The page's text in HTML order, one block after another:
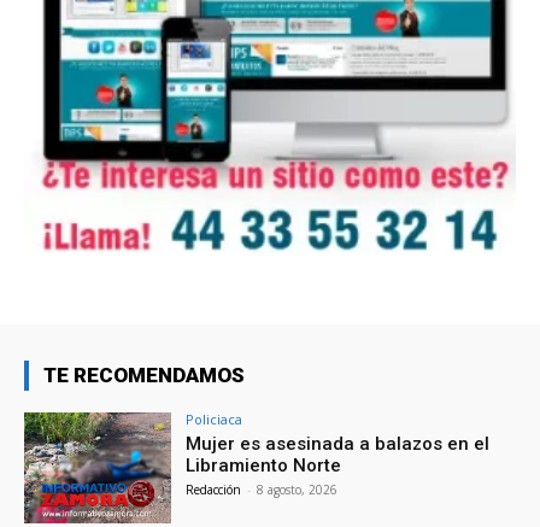
TE RECOMENDAMOS
Policiaca
Mujer es asesinada a balazos en el
Libramiento Norte
Redacción - 8 agosto, 2026